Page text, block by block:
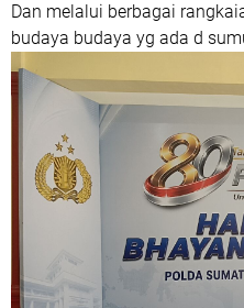
Dan melalui berbagai
budaya budaya yg ada d